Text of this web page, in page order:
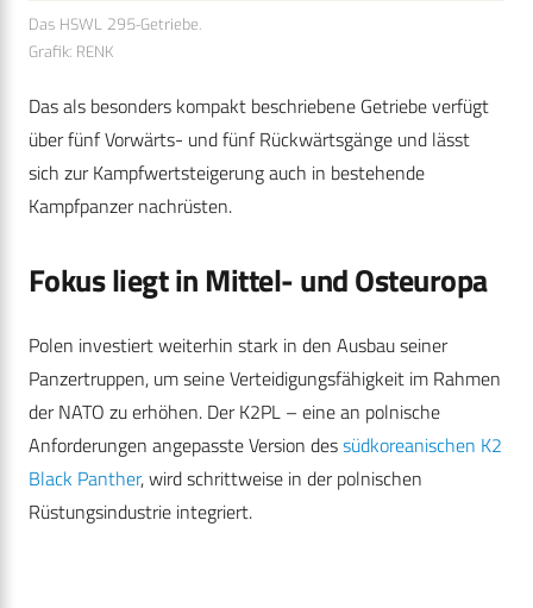
Das HSWL 295-Getriebe.
Grafik: RENK
Das als besonders kompakt beschriebene Getriebe verfügt
über fünf Vorwärts- und fünf Rückwärtsgänge und lässt
sich zur Kampfwertsteigerung auch in bestehende
Kampfpanzer nachrüsten.
Fokus liegt in Mittel- und Osteuropa
Polen investiert weiterhin stark in den Ausbau seiner
Panzertruppen, um seine Verteidigungsfähigkeit im Rahmen
der NATO zu erhöhen. Der K2PL – eine an polnische
Anforderungen angepasste Version dessüdkoreanischen K2
Black Panther, wird schrittweise in der polnischen
Rüstungsindustrie integriert.